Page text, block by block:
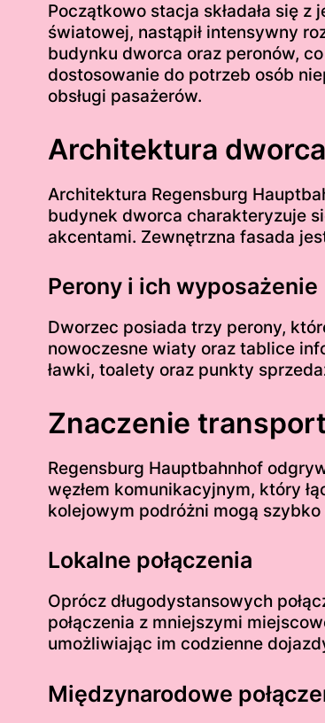
Początkowo stacja składała się
światowej, nastąpił intensywny
budynku dworca oraz peronów,
dostosowanie do potrzeb osób
obsługi pasażerów.
Architektura dworca
Architektura Regensburg
budynek dworca charakteryzuje
akcentami. Zewnętrzna fasada
Perony i ich wyposażenie
Dworzec posiada trzy perony,
nowoczesne wiaty oraz tablice
ławki, toalety oraz punkty
Znaczenie
Regensburg Hauptbahnhof
węzłem komunikacyjnym, który
kolejowym podróżni mogą
Lokalne połączenia
Oprócz długodystansowych
połączenia z mniejszymi
umożliwiając im codzienne
Międzynarodowe